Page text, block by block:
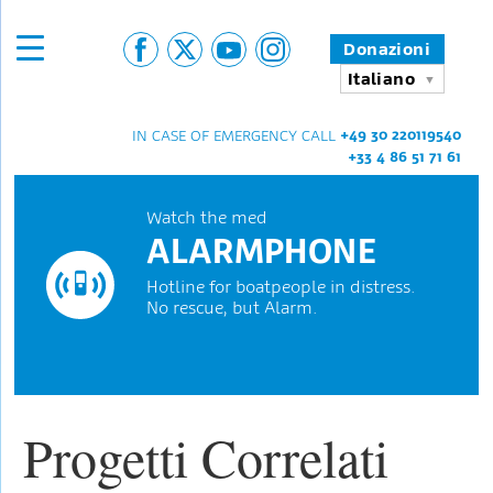
Donazioni
Italiano
IN CASE OF EMERGENCY CALL +49 30 220119540
+33 4 86 51 71 61
Watch the med
ALARMPHONE
Hotline for boatpeople in distress.
No rescue, but Alarm.
Progetti Correlati